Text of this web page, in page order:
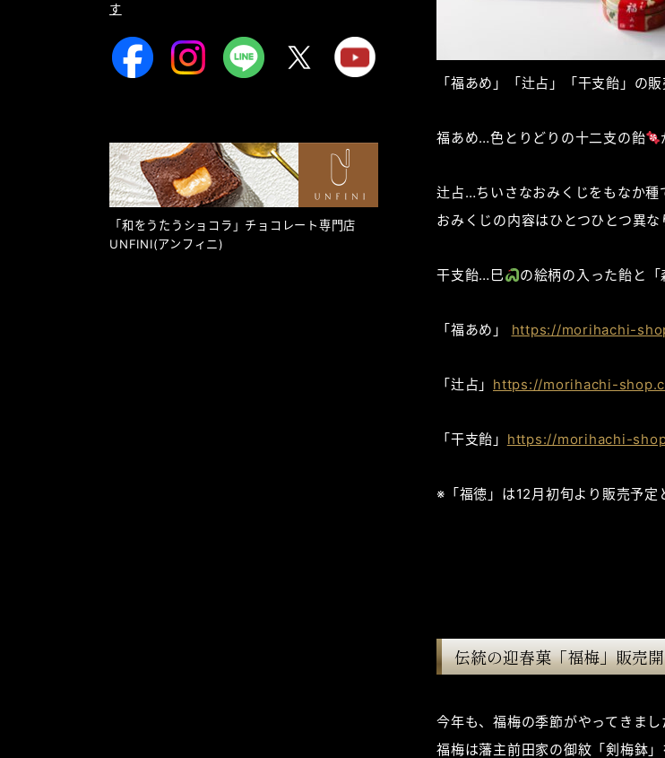
す
「和をうたうショコラ」チョコレート専門店
UNFINI(アンフィニ)
「福あめ」「辻占」「干支飴」の
福あめ…色とりどりの十二支の飴
辻占…ちいさなおみくじをもなか種
おみくじの内容はひとつひとつ異な
干支飴…巳 の絵柄の入った飴と
「福あめ」 https://morihachi-
「辻占」 https://morihachi-
「干支飴」 https://morihachi-
※「福徳」は12月初旬より販売予定
伝統の迎春菓「福梅」販売
今年も、福梅の季節がやってきまし
福梅は藩主前田家の御紋「剣梅鉢」